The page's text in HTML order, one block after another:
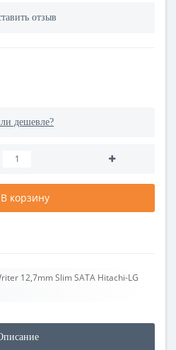
отзыв
дешевле?
В корзину
12,7mm Slim SATA Hitachi-LG